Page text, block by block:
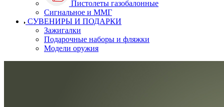
Пистолеты газобалонные
Сигнальное и ММГ
СУВЕНИРЫ И ПОДАРКИ
Зажигалки
Подарочные наборы и фляжки
Модели оружия